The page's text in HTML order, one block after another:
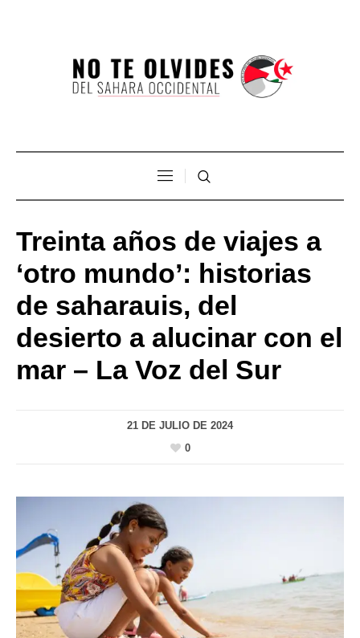
Treinta años de viajes a
‘otro mundo’: historias
de saharauis, del
desierto a alucinar con el
mar – La Voz del Sur
21 DE JULIO DE 2024
0